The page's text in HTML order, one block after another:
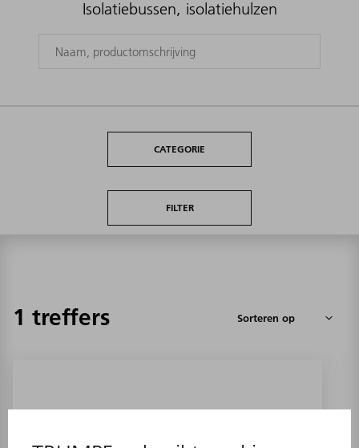
Isolatiebussen, isolatiehulzen
CATEGORIE
FILTER
1 treffers